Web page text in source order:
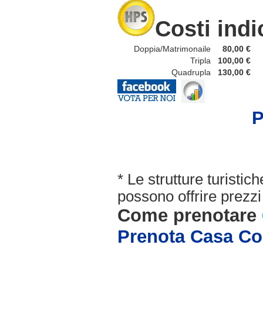
Costi
Doppia/Matrimonaile
80,00 €
Tripla
100,00 €
Quadrupla
130,00 €
* Le strutture
possono offrire
Come prenotare
Prenota Casa